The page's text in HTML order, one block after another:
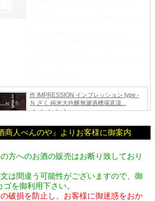
商人べんのや』よりお客様に御案内
方へのお酒の販売はお断り致しており
は間違う可能性がございますので、御
を御利用下さい。
破損を防止し、お客様に御迷惑をおか